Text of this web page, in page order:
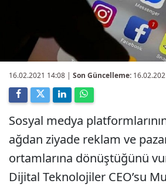
16.02.2021 14:08 | Son Güncelleme:
Sosyal medya
ağdan ziyade reklam ve
ortamlarına dönüştüğünü
Dijital Teknolojiler CEO’su